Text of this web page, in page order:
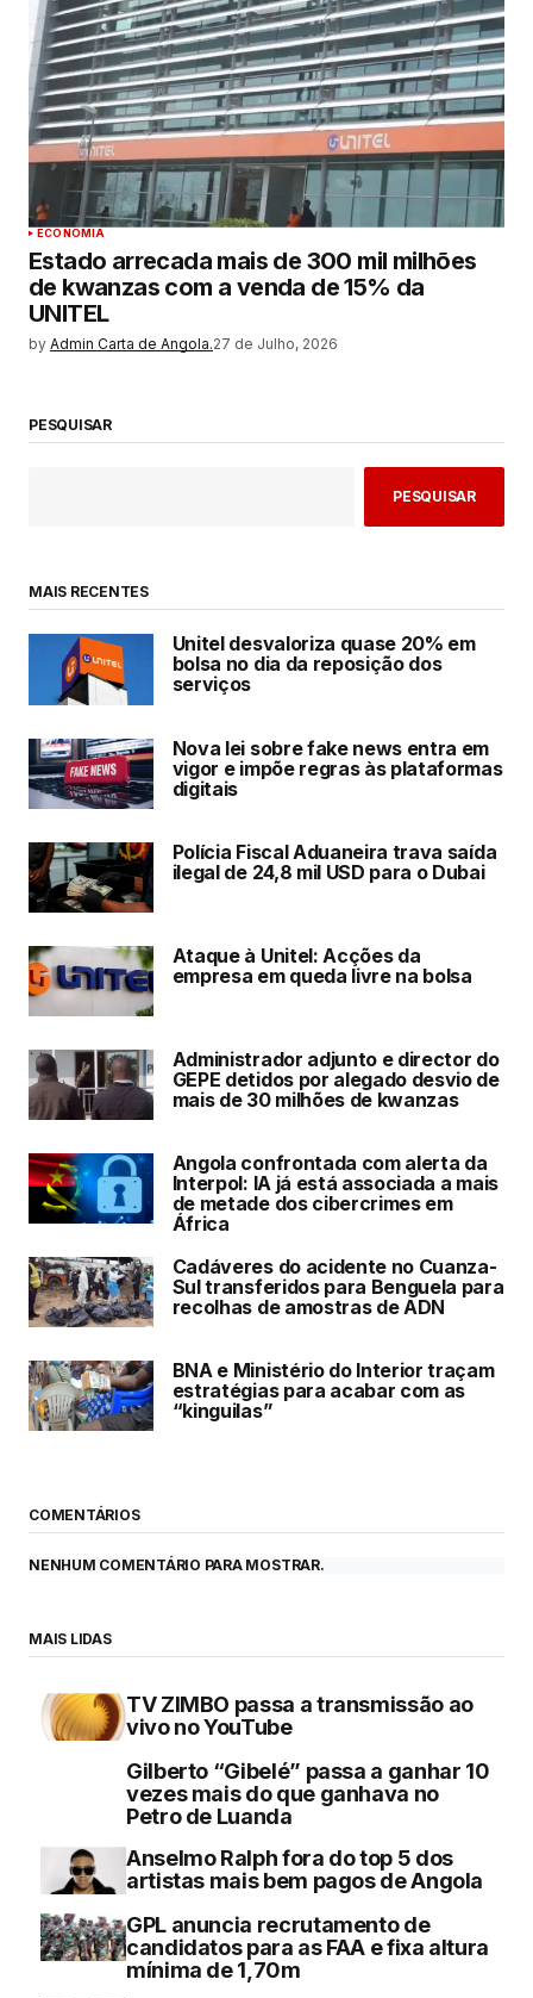
ECONOMIA
Estado arrecada mais de 300 mil milhões
de kwanzas com a venda de 15% da
UNITEL
by Admin Carta de Angola.27 de Julho, 2026
PESQUISAR
PESQUISAR
MAIS RECENTES
Unitel desvaloriza quase 20% em
bolsa no dia da reposição dos
serviços
Nova lei sobre fake news entra em
vigor e impõe regras às plataformas
digitais
Polícia Fiscal Aduaneira trava saída
ilegal de 24,8 mil USD para o Dubai
Ataque à Unitel: Acções da
empresa em queda livre na bolsa
Administrador adjunto e director do
GEPE detidos por alegado desvio de
mais de 30 milhões de kwanzas
Angola confrontada com alerta da
Interpol: IA já está associada a mais
de metade dos cibercrimes em
África
Cadáveres do acidente no Cuanza-
Sul transferidos para Benguela para
recolhas de amostras de ADN
BNA e Ministério do Interior traçam
estratégias para acabar com as
“kinguilas”
COMENTÁRIOS
NENHUM COMENTÁRIO PARA MOSTRAR.
MAIS LIDAS
TV ZIMBO passa a transmissão ao
vivo no YouTube
Gilberto “Gibelé” passa a ganhar 10
vezes mais do que ganhava no
Petro de Luanda
Anselmo Ralph fora do top 5 dos
artistas mais bem pagos de Angola
GPL anuncia recrutamento de
candidatos para as FAA e fixa altura
mínima de 1,70m